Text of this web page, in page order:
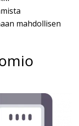
mahdollisen